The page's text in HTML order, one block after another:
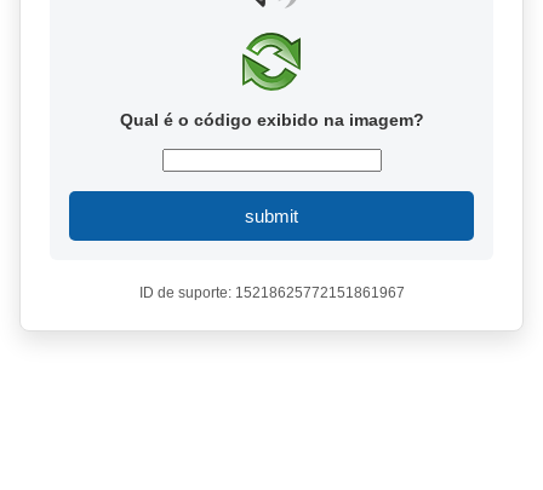
Qual é o código exibido na imagem?
submit
ID de suporte: 15218625772151861967